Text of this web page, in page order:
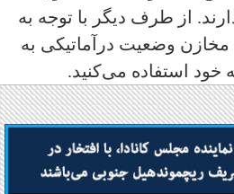
از طرف دیگر با توجه به
وضعیت درآماتیکی به
استفاده می‌کنید.